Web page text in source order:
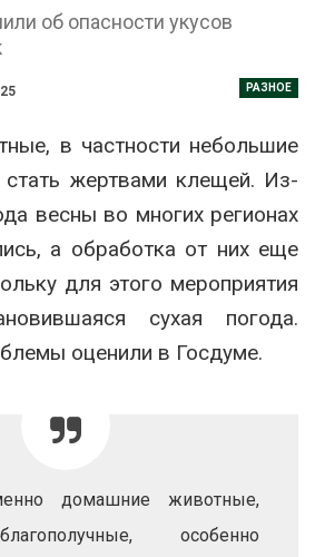
об опасности укусов
РАЗНОЕ
в частности небольшие
стать жертвами клещей. Из-
весны во многих регионах
а обработка от них еще
для этого мероприятия
сухая погода.
оценили в Госдуме.
домашние животные,
особенно